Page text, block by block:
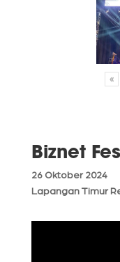
«
Biznet
26 Oktober 2024
Lapangan Timur